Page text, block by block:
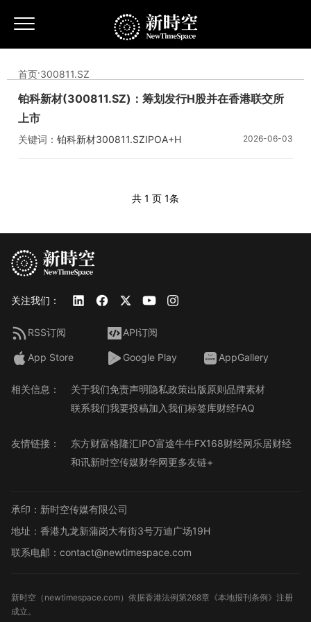
首页·300811.SZ
铂科新材(300811.SZ)：筹划发行H股并在香港联交所
上市
关键词： 铂科新材300811.SZIPOA+H 2026-06-03
共 1 页 1条
关注我们：
RSS订阅 API订阅
App Store Google Play AppGallery
相关信息： 关于我们免责声明隐私政策出版原则品牌素材
联系我们我要投稿加入我们标签库财经FAQ
友情链接： 东方财富格隆汇IPO富途牛牛FX168财经网乐居财经
和讯新时空传媒财华网更多友链+
承印：新时空传媒有限公司
地址：香港九龙新蒲岗大有街3号万迪广场19H
联系电邮：contact@newtimespace.com
新时空（ newtimespace.com）依据香港法例第268章《本地报刊条例》注册
成立。